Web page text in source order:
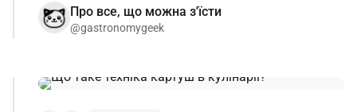
Про все, що можна з'їсти
@gastronomygeek